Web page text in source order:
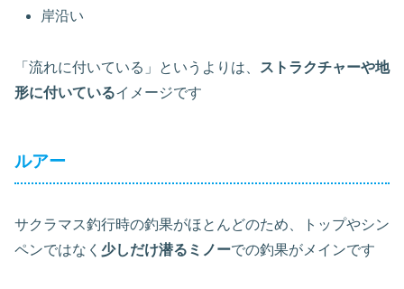
岸沿い
「流れに付いている」というよりは、
ストラクチャーや地
形に付いているイメージです
ルアー
サクラマス釣行時の釣果がほとんどのため、トップやシン
ペンではなく 少しだけ潜るミノーでの釣果がメインです